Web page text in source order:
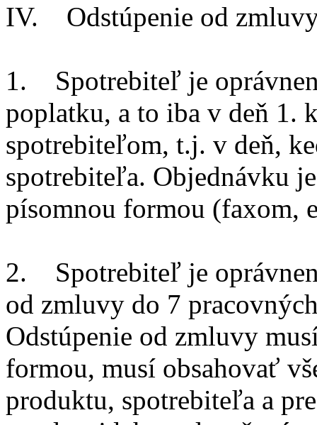
IV. Odstúpenie od
1. Spotrebiteľ je
poplatku, a to iba v deň 1.
spotrebiteľom, t.j. v deň,
spotrebiteľa. Objednávku
písomnou formou (faxom,
2. Spotrebiteľ je
od zmluvy do 7
Odstúpenie od zmluvy
formou, musí obsahovať
produktu, spotrebiteľa a